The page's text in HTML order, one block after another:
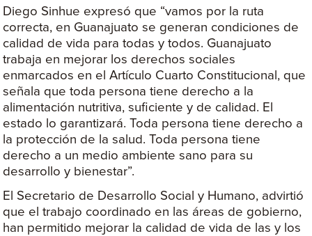
Diego Sinhue expresó que “vamos por la ruta
correcta, en Guanajuato se generan condiciones de
calidad de vida para todas y todos. Guanajuato
trabaja en mejorar los derechos sociales
enmarcados en el Artículo Cuarto Constitucional, que
señala que toda persona tiene derecho a la
alimentación nutritiva, suficiente y de calidad. El
estado lo garantizará. Toda persona tiene derecho a
la protección de la salud. Toda persona tiene
derecho a un medio ambiente sano para su
desarrollo y bienestar”.
El Secretario de Desarrollo Social y Humano, advirtió
que el trabajo coordinado en las áreas de gobierno,
han permitido mejorar la calidad de vida de las y los